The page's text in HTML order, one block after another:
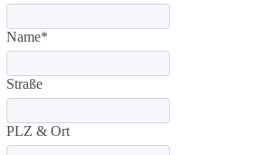
Name*
Straße
PLZ & Ort